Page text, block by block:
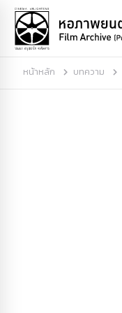
หน้าหลัก บทความ